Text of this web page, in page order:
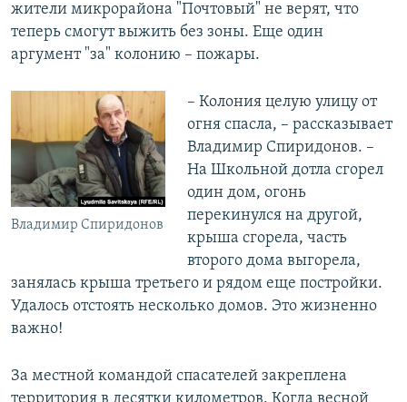
жители микрорайона "Почтовый" не верят, что
теперь смогут выжить без зоны. Еще один
аргумент "за" колонию – пожары.
Владимир Спиридонов
– Колония целую улицу от
огня спасла, – рассказывает
Владимир Спиридонов. –
На Школьной дотла сгорел
один дом, огонь
перекинулся на другой,
крыша сгорела, часть
второго дома выгорела,
занялась крыша третьего и рядом еще постройки.
Удалось отстоять несколько домов. Это жизненно
важно!
За местной командой спасателей закреплена